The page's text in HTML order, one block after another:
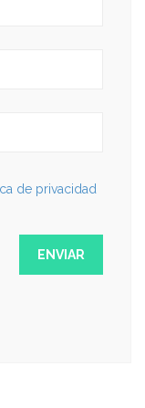
de privacidad